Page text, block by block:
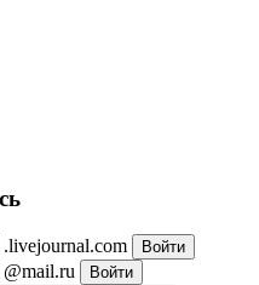
.livejournal.com
@mail.ru